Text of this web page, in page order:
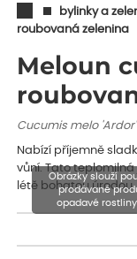
bylinky a
roubovaná zelenina
Meloun
Cucumis melo
Nabízí příjemně
vůní. Tato
létě bohatou úrodou.
Obrázky slouží
prodávané
opadavé
Rostliny mohou